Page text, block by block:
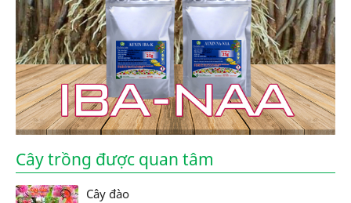
Cây trồng được quan tâm
Cây đào